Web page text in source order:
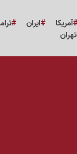
آمریکا ایران
تهران